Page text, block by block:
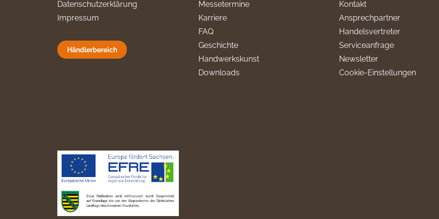
Datenschutzerklärung
Impressum
Händlerbereich
Messetermine
Karriere
FAQ
Geschichte
Handwerkskunst
Downloads
Kontakt
Ansprechpartner
Handelsvertreter
Serviceanfrage
Newsletter
Cookie-Einstellungen